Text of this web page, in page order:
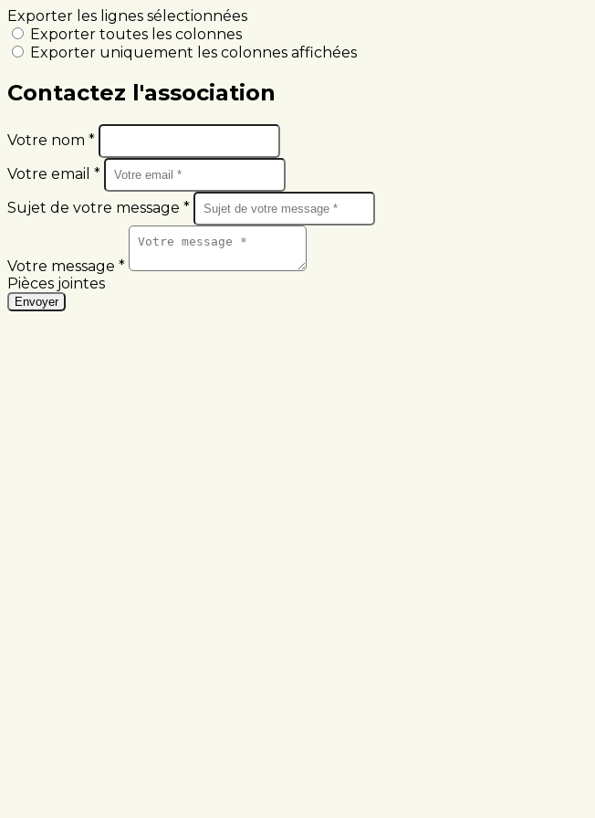
Exporter les lignes sélectionnées
Exporter toutes les colonnes
Exporter uniquement les colonnes affichées
Contactez l'association
Votre nom *
Votre email *
Sujet de votre message *
Votre message *
Pièces jointes
Envoyer